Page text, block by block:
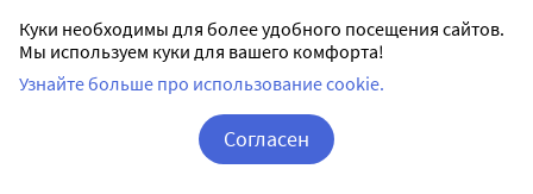
анорексия, нарушение вкуса, панкреатит, гепатит
(гепатоцеллюлярный и холестатический), желтуха
(гепатоцеллюлярная или холестатическая),
гипербилирубинемия, повышение активности
печеночных трансаминаз.
Куки необходимы для более удобного посещения сайтов.
Мы используем куки для вашего комфорта!
Узнайте больше про использование cookie.
Согласен